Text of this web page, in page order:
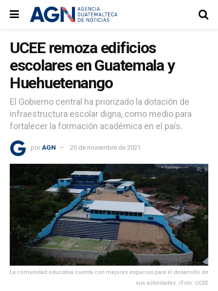
UCEE remoza edificios
escolares en Guatemala y
Huehuetenango
El Gobierno central ha priorizado la dotación de
infraestructura escolar digna, como medio para
fortalecer la formación académica en el país.
por AGN 20 de noviembre de 2021
La comunidad educativa cuenta con mejores espacios para el desarrollo de
sus actividades. /Foto: UCEE